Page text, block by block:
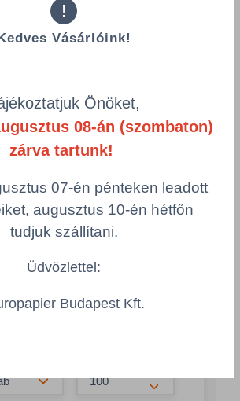
Visszaállítás
35/35/3/1000mm
Text
Szín
Összeg
!
Vásárlóink!
Önöket,
08-án (szombaton)
zárva tartunk!
07-én pénteken leadott
augusztus 10-én hétfőn
tudjuk szállítani.
Üdvözlettel:
Budapest Kft.